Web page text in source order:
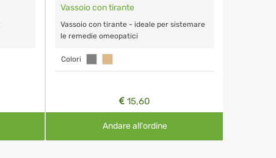
Vassoio con tirante
Vassoio con tirante - ideale per sistemare
le remedie omeopatici
Colori
15,60
Andare all'ordine